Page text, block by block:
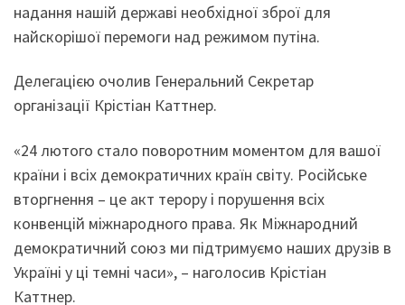
надання нашій державі необхідної зброї для
найскорішої перемоги над режимом путіна.
Делегацією очолив Генеральний Секретар
організації Крістіан Каттнер.
«24 лютого стало поворотним моментом для вашої
країни і всіх демократичних країн світу. Російське
вторгнення – це акт терору і порушення всіх
конвенцій міжнародного права. Як Міжнародний
демократичний союз ми підтримуємо наших друзів в
Україні у ці темні часи», – наголосив Крістіан
Каттнер.